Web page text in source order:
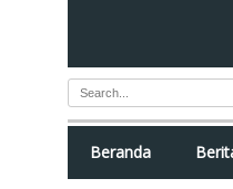
Beranda